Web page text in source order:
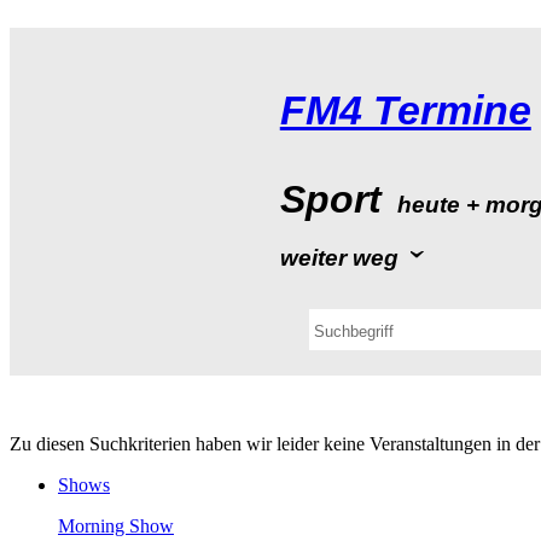
FM4Termine
Sport
weiterweg
Shows
MorningShow